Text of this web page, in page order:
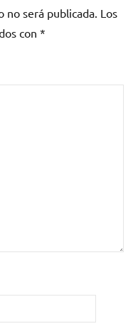
será publicada. Los
con *